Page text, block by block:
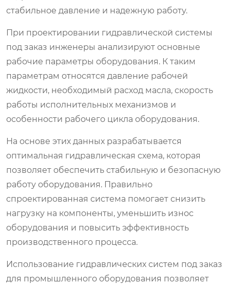
стабильное давление и надежную работу.
При проектировании гидравлической системы
под заказ инженеры анализируют основные
рабочие параметры оборудования. К таким
параметрам относятся давление рабочей
жидкости, необходимый расход масла, скорость
работы исполнительных механизмов и
особенности рабочего цикла оборудования.
На основе этих данных разрабатывается
оптимальная гидравлическая схема, которая
позволяет обеспечить стабильную и безопасную
работу оборудования. Правильно
спроектированная система помогает снизить
нагрузку на компоненты, уменьшить износ
оборудования и повысить эффективность
производственного процесса.
Использование гидравлических систем под заказ
для промышленного оборудования позволяет